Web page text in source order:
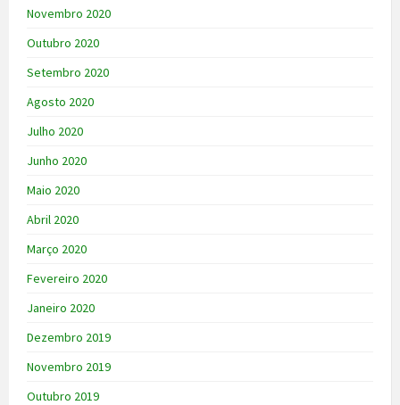
Novembro 2020
Outubro 2020
Setembro 2020
Agosto 2020
Julho 2020
Junho 2020
Maio 2020
Abril 2020
Março 2020
Fevereiro 2020
Janeiro 2020
Dezembro 2019
Novembro 2019
Outubro 2019